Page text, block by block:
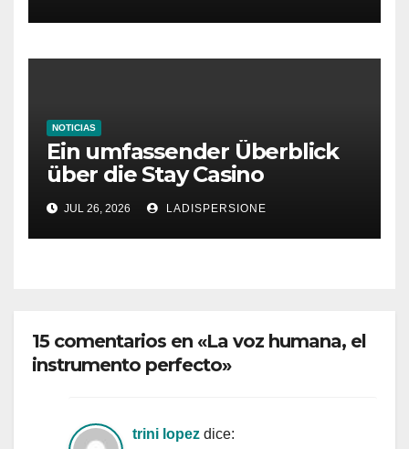
NOTICIAS
Ein umfassender Überblick
über die Stay Casino
Bonusbedingungen
JUL 26, 2026 LADISPERSIONE
15 comentarios en «La voz humana, el
instrumento perfecto»
trini lopez dice: